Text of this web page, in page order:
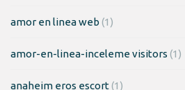
amor en linea web (1)
amor-en-linea-inceleme visitors (1)
anaheim eros escort(1)